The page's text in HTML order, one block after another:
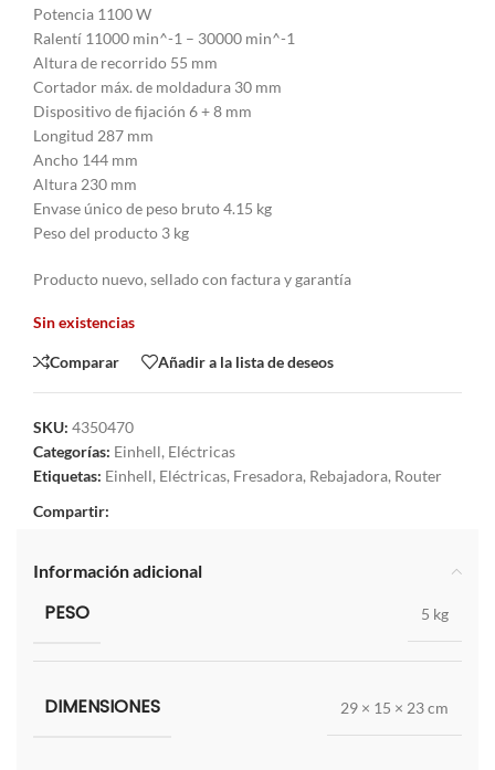
Potencia 1100 W
Ralentí 11000 min^-1 – 30000 min^-1
Altura de recorrido 55 mm
Cortador máx. de moldadura 30 mm
Dispositivo de fijación 6 + 8 mm
Longitud 287 mm
Ancho 144 mm
Altura 230 mm
Envase único de peso bruto 4.15 kg
Peso del producto 3 kg
Producto nuevo, sellado con factura y garantía
Sin existencias
Comparar Añadir a la lista de deseos
SKU: 4350470
Categorías: Einhell, Eléctricas
Etiquetas: Einhell, Eléctricas, Fresadora, Rebajadora, Router
Compartir:
Información adicional
PESO 5 kg
DIMENSIONES 29 × 15 × 23 cm